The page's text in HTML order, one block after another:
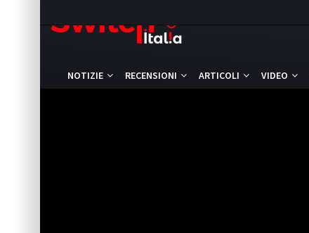
NOTIZIE RECENSIONI ARTICOLI VIDEO